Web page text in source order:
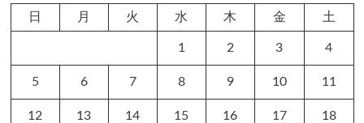
日 月 火 水 木 金 土
1 2 3 4
5 6 7 8 9 10 11
12 13 14 15 16 17 18